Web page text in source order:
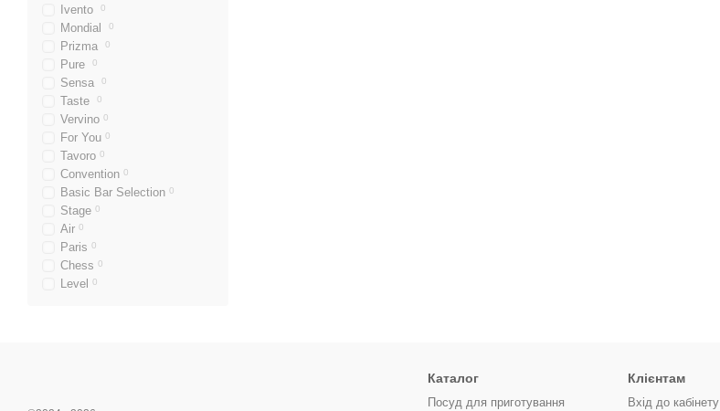
Ivento 0
Mondial 0
Prizma 0
Pure 0
Sensa 0
Taste 0
Vervino 0
For You 0
Tavoro 0
Convention 0
Basic Bar Selection 0
Stage 0
Air 0
Paris 0
Chess 0
Level 0
Каталог
Посуд для приготування
Клієнтам
Вхід до кабінету